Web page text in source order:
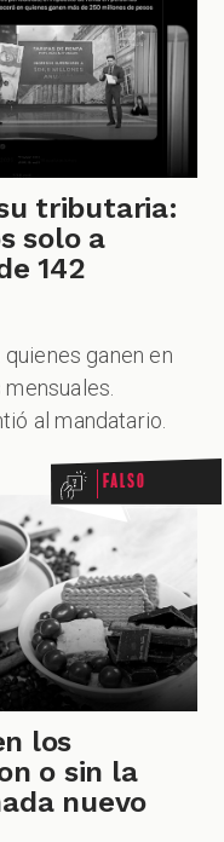
tributaria:
solo a
142
ganen en
al mandatario.
Falso
los
o sin la
nuevo